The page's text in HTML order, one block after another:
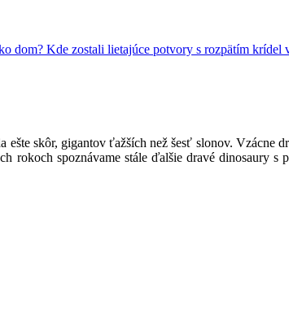
Kde zostali lietajúce potvory s rozpätím krídel
skôr, gigantov ťažších než šesť slonov. Vzácne
rokoch spoznávame stále ďalšie dravé dinosaury